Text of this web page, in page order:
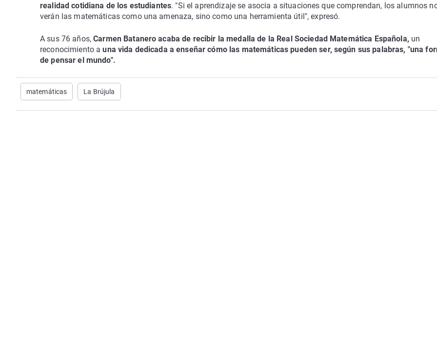
realidad cotidiana de los estudiantes. "Si el aprendizaje se asocia a situaciones que comprendan, los alumnos
verán las matemáticas como una amenaza, sino como una herramienta útil", expresó.
A sus 76 años,Carmen Batanero acaba de recibir la medalla de la Real Sociedad Matemática Española, un
reconocimiento auna vida dedicada a enseñar cómo las matemáticas pueden ser, según sus palabras, "una
de pensar el mundo".
matemáticas La Brújula